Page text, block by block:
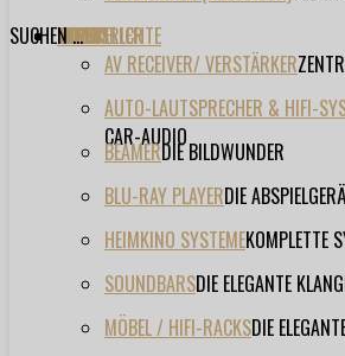
TESTBERICHTE
AV RECEIVER/ VERSTÄRKER
AUTO-LAUTSPRECHER & HIFI-
CAR-AUDIO
BEAMERDIE BILDWUNDER
BLU-RAY PLAYERDIE
HEIMKINO SYSTEMEKOMPLETTE
SOUNDBARSDIE ELEGANTE
MÖBEL / HIFI-RACKSDIE
FORUM
FILME
VIDEOS
HERSTELLER
EVENT
SUCHEN ...